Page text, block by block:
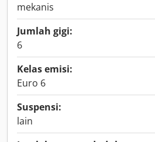
mekanis
Jumlah gigi:
6
Kelas emisi:
Euro 6
Suspensi:
lain